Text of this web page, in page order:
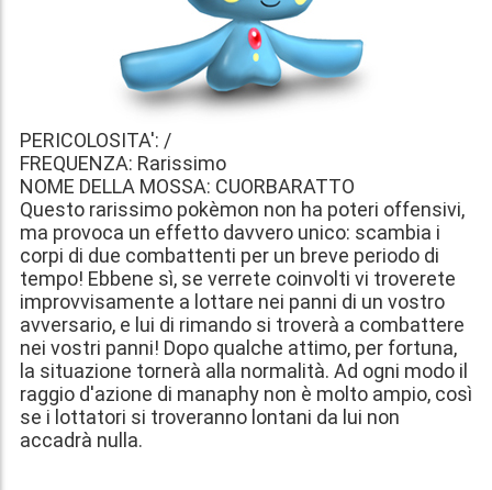
PERICOLOSITA': /
FREQUENZA: Rarissimo
NOME DELLA MOSSA: CUORBARATTO
Questo rarissimo pokèmon non ha poteri offensivi,
ma provoca un effetto davvero unico: scambia i
corpi di due combattenti per un breve periodo di
tempo! Ebbene sì, se verrete coinvolti vi troverete
improvvisamente a lottare nei panni di un vostro
avversario, e lui di rimando si troverà a combattere
nei vostri panni! Dopo qualche attimo, per fortuna,
la situazione tornerà alla normalità. Ad ogni modo il
raggio d'azione di manaphy non è molto ampio, così
se i lottatori si troveranno lontani da lui non
accadrà nulla.